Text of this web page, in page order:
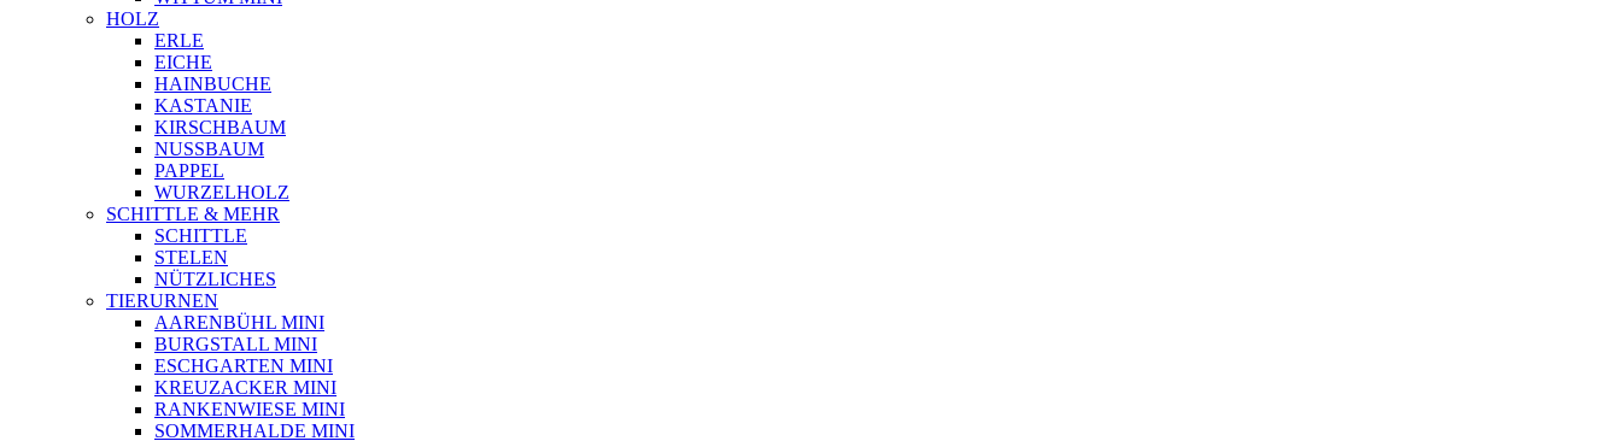
HOLZ
ERLE
EICHE
HAINBUCHE
KASTANIE
KIRSCHBAUM
NUSSBAUM
PAPPEL
WURZELHOLZ
SCHITTLE & MEHR
SCHITTLE
STELEN
NÜTZLICHES
TIERURNEN
AARENBÜHL MINI
BURGSTALL MINI
ESCHGARTEN MINI
KREUZACKER MINI
RANKENWIESE MINI
SOMMERHALDE MINI